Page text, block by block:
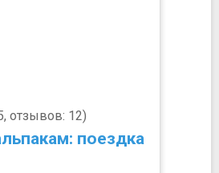
отзывов: 12)
поездка